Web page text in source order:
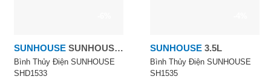
SUNHOUSE SUNHOUSE
3.3L
Bình Thủy Điện SUNHOUSE
SHD1533
SUNHOUSE 3.5L
Bình Thủy Điện SUNHOUSE
SH1535